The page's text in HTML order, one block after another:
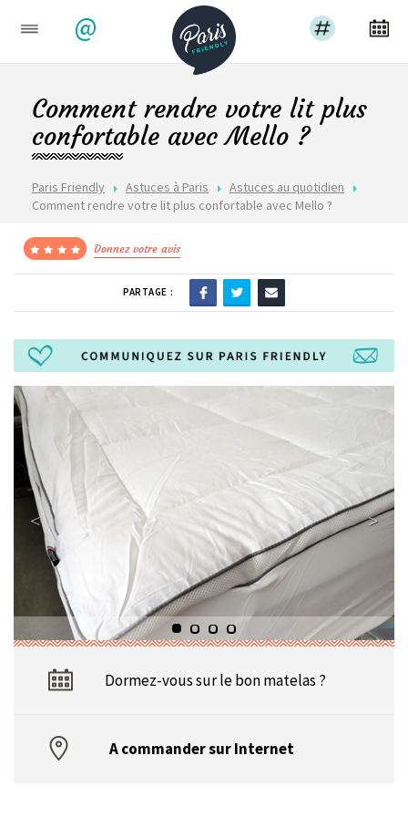
@
Paris Friendly Astuces à Paris
Astuces au quotidien
Comment rendre votre lit plus confortable avec Mello ?
Comment rendre votre lit plus
confortable avec Mello ?
Donnez votre avis
PARTAGE :
Dormez-vous sur le bon matelas ?
A commander sur Internet